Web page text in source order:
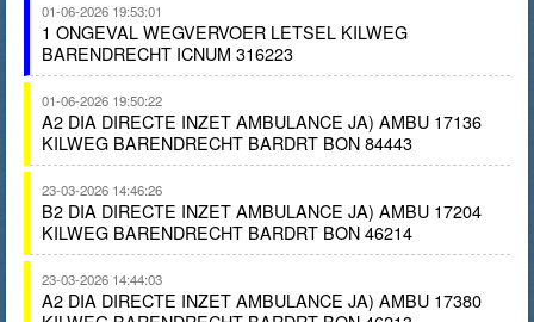
01-06-2026 19:53:01
1 ONGEVAL WEGVERVOER LETSEL KILWEG
BARENDRECHT ICNUM 316223
01-06-2026 19:50:22
A2 DIA DIRECTE INZET AMBULANCE JA) AMBU 17136
KILWEG BARENDRECHT BARDRT BON 84443
23-03-2026 14:46:26
B2 DIA DIRECTE INZET AMBULANCE JA) AMBU 17204
KILWEG BARENDRECHT BARDRT BON 46214
23-03-2026 14:44:03
A2 DIA DIRECTE INZET AMBULANCE JA) AMBU 17380